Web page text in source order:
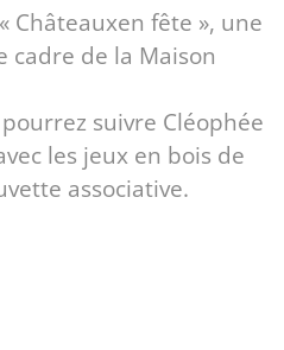
Châteauxen fête », une
cadre de la Maison
suivre Cléophée
les jeux en bois de
associative.